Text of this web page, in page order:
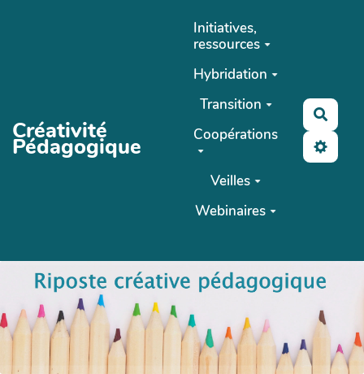
Créativité
Pédagogique
Initiatives,
ressources
Hybridation
Transition
Coopérations
Veilles
Webinaires